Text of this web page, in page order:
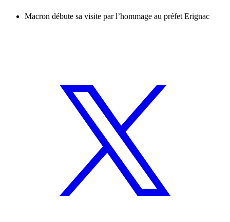
Macron débute sa visite par l’hommage au préfet Erignac